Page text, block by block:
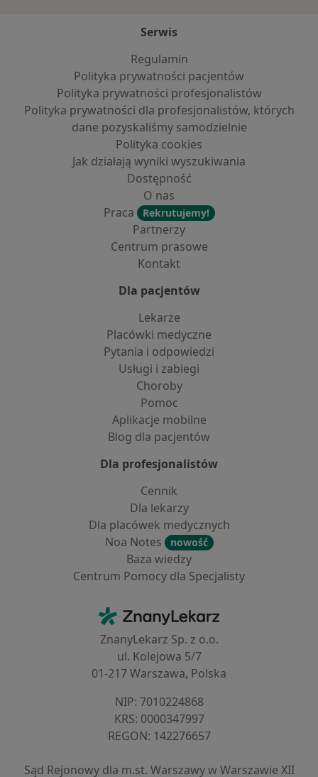
Serwis
Regulamin
Polityka prywatności pacjentów
Polityka prywatności profesjonalistów
Polityka prywatności dla profesjonalistów, których
dane pozyskaliśmy samodzielnie
Polityka cookies
Jak działają wyniki wyszukiwania
Dostępność
O nas
Praca
Rekrutujemy!
Partnerzy
Centrum prasowe
Kontakt
Dla pacjentów
Lekarze
Placówki medyczne
Pytania i odpowiedzi
Usługi i zabiegi
Choroby
Pomoc
Aplikacje mobilne
Blog dla pacjentów
Dla profesjonalistów
Cennik
Dla lekarzy
Dla placówek medycznych
Noa Notes
nowość
Baza wiedzy
Centrum Pomocy dla Specjalisty
ZnanyLekarz - Strona główna
ZnanyLekarz Sp. z o.o.
ul. Kolejowa 5/7
01-217 Warszawa, Polska
NIP: ⁠7010224868
KRS: ⁠0000347997
REGON: ⁠142276657
Sąd Rejonowy dla m.st. Warszawy w Warszawie XII